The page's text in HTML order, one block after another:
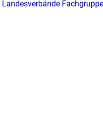
Landesverbände